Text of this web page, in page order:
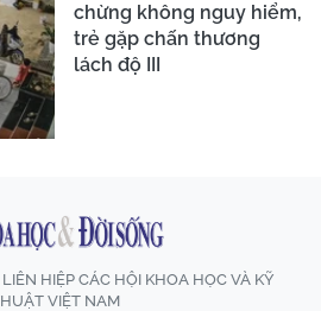
chừng không nguy hiểm,
trẻ gặp chấn thương
lách độ III
LIÊN HIỆP CÁC HỘI KHOA HỌC VÀ KỸ
VIỆT NAM